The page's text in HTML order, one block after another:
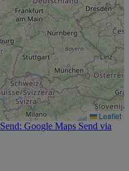
Leaflet
Send: Google Maps Send via